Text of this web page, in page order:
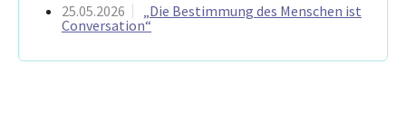
25.05.2026
„Die Bestimmung des Menschen ist
Conversation“